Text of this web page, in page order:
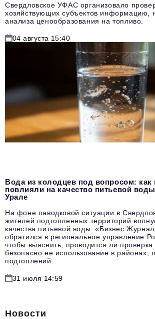
Свердловское УФАС организовало
хозяйствующих субъектов информацию,
анализа ценообразования на топливо.
04 августа 15:40
Вода из колодцев под вопросом: как
повлияли на качество питьевой
Урале
На фоне паводковой ситуации в
жителей подтопленных территорий
качества питьевой воды. «Бизнес
обратился в региональное управление
чтобы выяснить, проводится ли
безопасно ее использование в районах,
подтоплений.
31 июля 14:59
Новости